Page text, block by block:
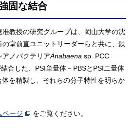
固な結合
教授の研究グループは、岡山大学の沈
堂前直ユニットリーダーらと共に、鉄
アノバクテリアAnabaena sp. PCC
合した、PSI単量体－PBSとPSI二量体
体を精製し、それらの分子特性を明らか
ページ をご覧ください。